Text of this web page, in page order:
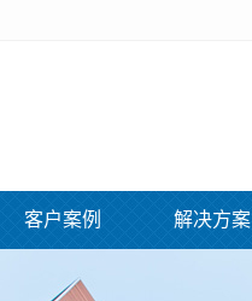
客户案例 解决方案